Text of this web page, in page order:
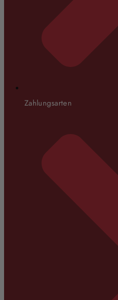
Zahlungsarten